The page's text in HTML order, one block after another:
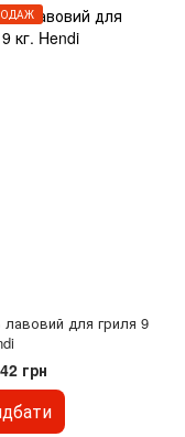
лавовий для гриля 9
грн